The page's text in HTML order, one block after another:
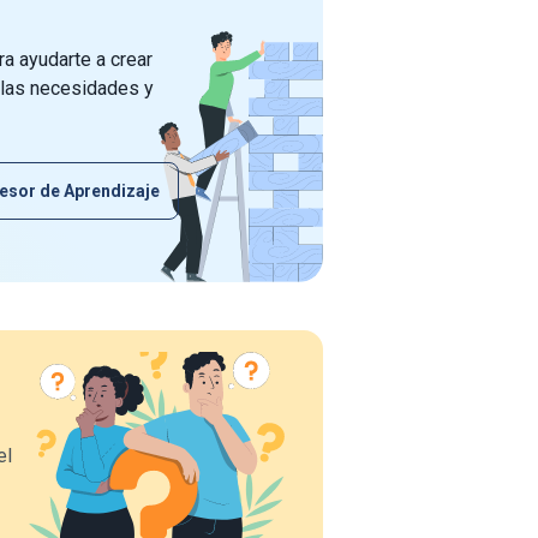
ayudarte a crear
necesidades y
de Aprendizaje